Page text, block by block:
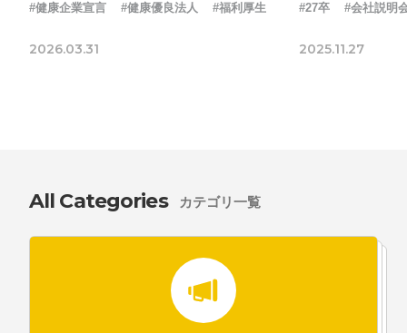
#健康企業宣言 #健康優良法人 #福利厚生
2026.03.31
#27卒 #会社説明
2025.11.27
All Categories カテゴリ一覧